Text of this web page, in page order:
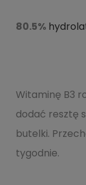
80.5%
Witaminę B3
dodać resztę
butelki.
tygodnie.